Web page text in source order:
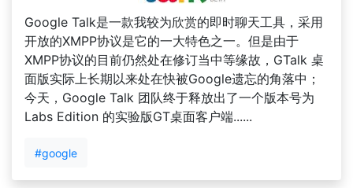
Google Talk是一款我较为欣赏的即时聊天工具，采用
开放的XMPP协议是它的一大特色之一。但是由于
XMPP协议的目前仍然处在修订当中等缘故，GTalk 桌
面版实际上长期以来处在快被Google遗忘的角落中；
今天，Google Talk 团队终于释放出了一个版本号为
Labs Edition 的实验版GT桌面客户端......
#google